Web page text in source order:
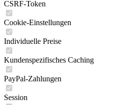
CSRF-Token
Cookie-Einstellungen
Individuelle Preise
Kundenspezifisches Caching
PayPal-Zahlungen
Session